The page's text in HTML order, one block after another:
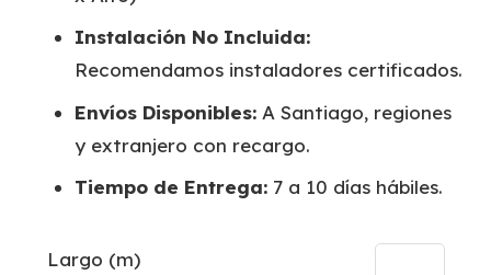
Instalación No Incluida:
Recomendamos instaladores certificados.
Envíos Disponibles: A Santiago, regiones
y extranjero con recargo.
Tiempo de Entrega: 7 a 10 días hábiles.
Largo (m)